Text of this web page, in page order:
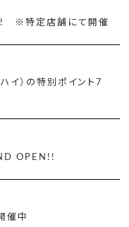
!! ※特定店舗にて開催
イ）の特別ポイント7
OPEN!!
催中